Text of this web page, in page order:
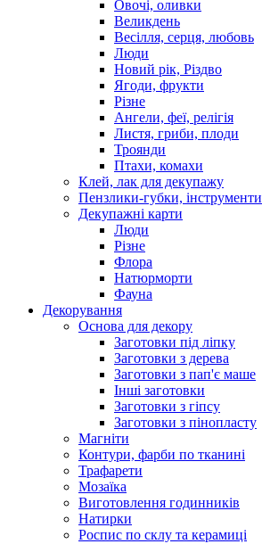
Овочі, оливки
Великдень
Весілля, серця, любовь
Люди
Новий рік, Різдво
Ягоди, фрукти
Різне
Ангели, феї, релігія
Листя, гриби, плоди
Троянди
Птахи, комахи
Клей, лак для декупажу
Пензлики-губки, інструменти
Декупажні карти
Люди
Різне
Флора
Натюрморти
Фауна
Декорування
Основа для декору
Заготовки під ліпку
Заготовки з дерева
Заготовки з пап'є маше
Інші заготовки
Заготовки з гіпсу
Заготовки з пінопласту
Магніти
Контури, фарби по тканині
Трафарети
Мозаїка
Виготовлення годинників
Натирки
Роспис по склу та керамиці